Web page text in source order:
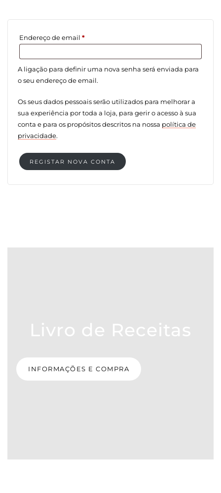
Endereço de email *Obrigatório
A ligação para definir uma nova senha será enviada para
o seu endereço de email.
Os seus dados pessoais serão utilizados para melhorar a
sua experiência por toda a loja, para gerir o acesso à sua
conta e para os propósitos descritos na nossa política de
privacidade.
REGISTAR NOVA CONTA
Livro de Receitas
INFORMAÇÕES E COMPRA